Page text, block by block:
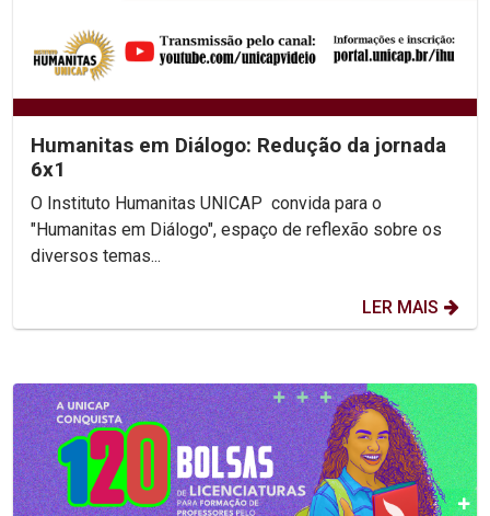
Humanitas em Diálogo: Redução da jornada
6x1
O Instituto Humanitas UNICAP convida para o
"Humanitas em Diálogo", espaço de reflexão sobre os
diversos temas...
LER MAIS